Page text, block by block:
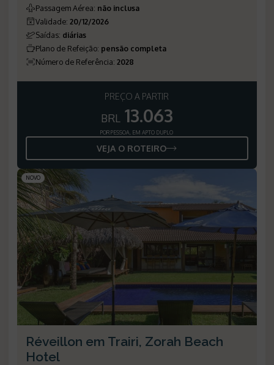
Passagem Aérea: não inclusa
Validade: 20/12/2026
Saídas: diárias
Plano de Refeição: pensão completa
Número de Referência: 2028
PREÇO A PARTIR
BRL 13.063
POR PESSOA, EM APTO DUPLO
VEJA O ROTEIRO
NOVO
Réveillon em Trairi, Zorah Beach
Hotel